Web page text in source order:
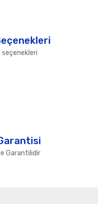
seçenekleri
Garantilidir